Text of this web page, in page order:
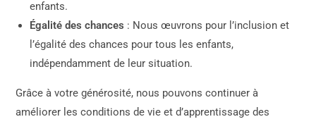
enfants.
Égalité des chances : Nous œuvrons pour l’inclusion et
l’égalité des chances pour tous les enfants,
indépendamment de leur situation.
Grâce à votre générosité, nous pouvons continuer à
améliorer les conditions de vie et d’apprentissage des